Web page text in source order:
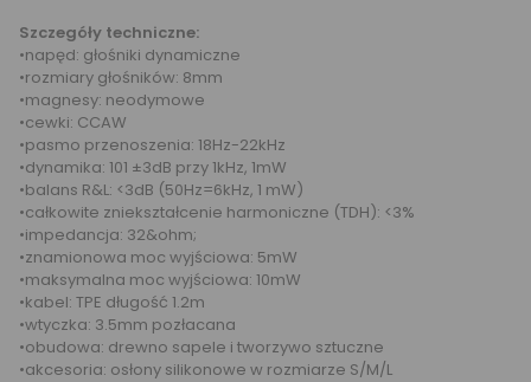
Szczegóły techniczne:
•napęd: głośniki dynamiczne
•rozmiary głośników: 8mm
•magnesy: neodymowe
•cewki: CCAW
•pasmo przenoszenia: 18Hz-22kHz
•dynamika: 101 ±3dB przy 1kHz, 1mW
•balans R&L: <3dB (50Hz=6kHz, 1 mW)
•całkowite zniekształcenie harmoniczne (TDH): <3%
•impedancja: 32&ohm;
•znamionowa moc wyjściowa: 5mW
•maksymalna moc wyjściowa: 10mW
•kabel: TPE długość 1.2m
•wtyczka: 3.5mm pozłacana
•obudowa: drewno sapele i tworzywo sztuczne
•akcesoria: osłony silikonowe w rozmiarze S/M/L